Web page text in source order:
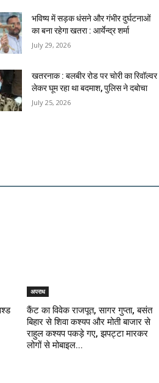
भविष्य में सड़क धंसने और गंभीर दुर्घटनाओं
का बना रहेगा खतरा : आर्येन्द्र शर्मा
July 29, 2026
खतरनाक : बलबीर रोड पर चोरी का रिवॉल्वर
लेकर घूम रहा था बदमाश, पुलिस ने दबोचा
July 25, 2026
अपराध
कैंट का विवेक राजपूत, सागर गुप्ता, बसंत
बिहार से शिवा कश्यप और मोती बाजार से
राहुल कश्यप पकड़े गए, झपट्टा मारकर
लोगों से मोबाइल...